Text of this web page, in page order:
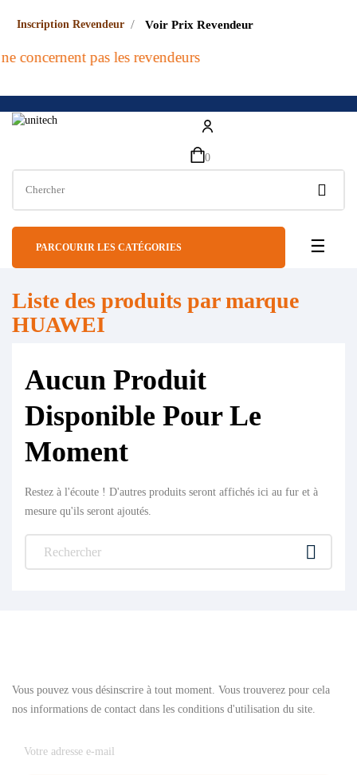
Inscription Revendeur / Voir Prix Revendeur
concernent pas les revendeurs
0
PARCOURIR LES CATÉGORIES ☰
Liste des produits par marque
HUAWEI
Aucun Produit
Disponible Pour Le
Moment
Restez à l'écoute ! D'autres produits seront affichés ici au fur et à
mesure qu'ils seront ajoutés.

Vous pouvez vous désinscrire à tout moment. Vous trouverez pour cela
nos informations de contact dans les conditions d'utilisation du site.